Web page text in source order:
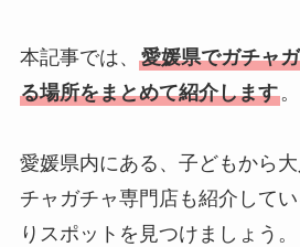
本記事では、 愛媛県でガチャ
る場所をまとめて紹介します。
愛媛県内にある、子どもから
チャガチャ専門店も紹介して
りスポットを見つけましょう。